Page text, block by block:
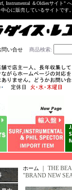
Instrumental ＆Oldiesサイト"
中心に販売しているサイトです
問い合せ 商品検索:
ホーム ｜ THE
"BRAND NEW